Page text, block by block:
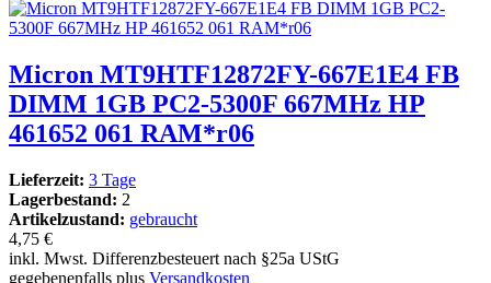
Micron MT9HTF12872FY-667E1E4 FB
DIMM 1GB PC2-5300F 667MHz HP
461652 061 RAM*r06
Lieferzeit: 3 Tage
Lagerbestand: 2
Artikelzustand: gebraucht
4,75 €
inkl. Mwst. Differenzbesteuert nach §25a UStG
gegebenenfalls plus Versandkosten